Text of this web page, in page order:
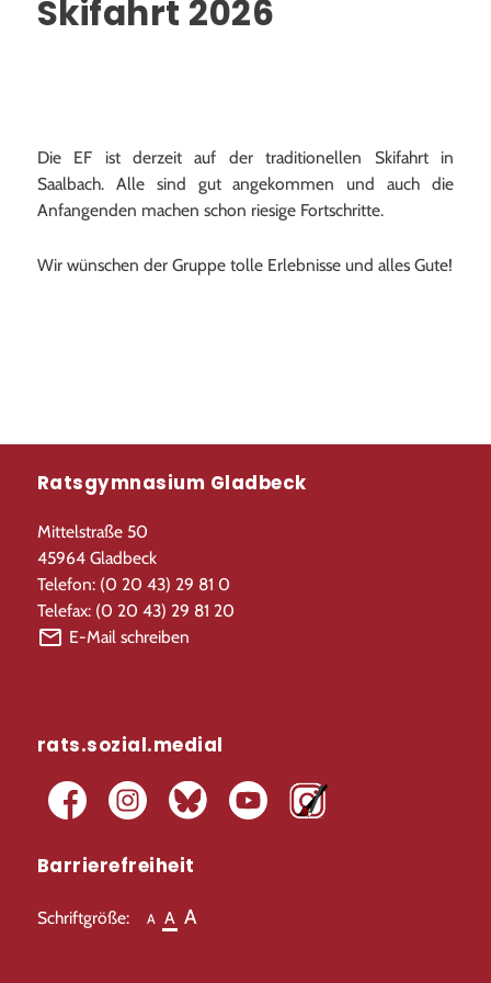
Kommunale Schulsozialarbeit
Aktuelles
Fahrten
Individueller offener Ganztag (OGS)
Skifahrt 2026
Die EF ist derzeit auf der traditionellen Skifahrt in
Saalbach. Alle sind gut angekommen und auch die
Anfangenden machen schon riesige Fortschritte.
Wir wünschen der Gruppe tolle Erlebnisse und alles Gute!
Ratsgymnasium Gladbeck
Mittelstraße 50
45964 Gladbeck
Telefon: (0 20 43) 29 81 0
Telefax: (0 20 43) 29 81 20
E-Mail schreiben
rats.sozial.medial
Barrierefreiheit
Schriftgröße: A A A